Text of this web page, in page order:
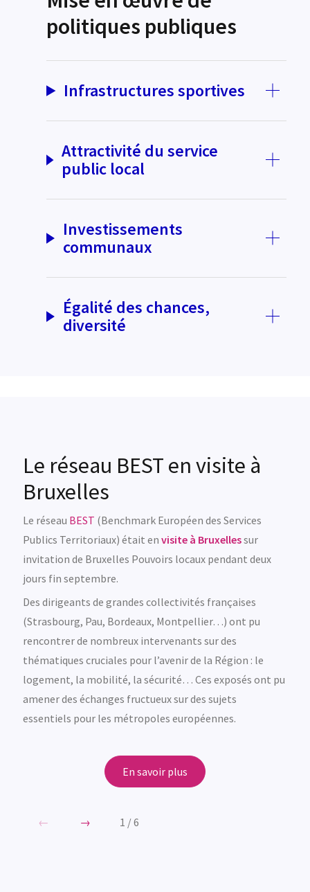
politiques publiques
Infrastructures sportives
Attractivité du service
public local
Investissements
communaux
Égalité des chances,
diversité
Le réseau BEST en visite à
Bruxelles
Le réseau BEST (Benchmark Européen des Services
Publics Territoriaux) était envisite à Bruxellessur
invitation de Bruxelles Pouvoirs locaux pendant deux
jours fin septembre.
Des dirigeants de grandes collectivités françaises
(Strasbourg, Pau, Bordeaux, Montpellier…) ont pu
rencontrer de nombreux intervenants sur des
thématiques cruciales pour l’avenir de la Région : le
logement, la mobilité, la sécurité… Ces exposés ont pu
amener des échanges fructueux sur des sujets
essentiels pour les métropoles européennes.
En savoir plus
← → 1 /6